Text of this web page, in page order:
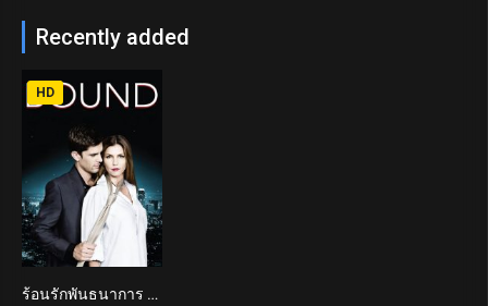
Recently added
3.4
HD
ร้อนรักพันธนาการ Bound (2015)